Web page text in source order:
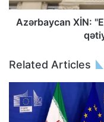
Azərbaycan XİN:
Related Articles